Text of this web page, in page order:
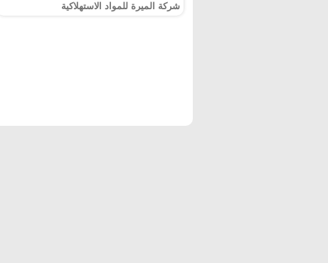
شركة الميرة للمواد الاستهلاكية